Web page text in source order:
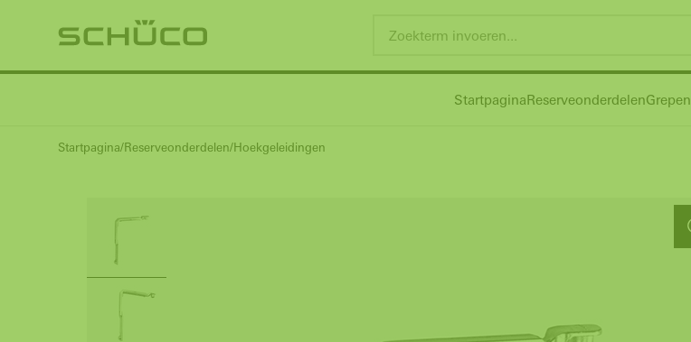
StartpaginaReserveonderdelenGrepen
Startpagina Reserveonderdelen Hoekgeleidingen